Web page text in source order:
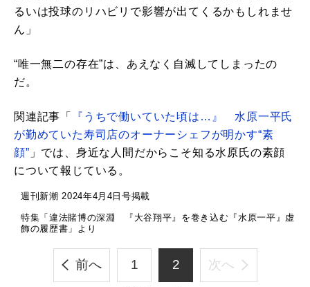
るいは投球のリハビリで影響が出てくるかもしれませ
ん」
“唯一無二の存在”は、あえなく自滅してしまったの
だ。
関連記事「
『うちで働いていた頃は…』 水原一平氏
が勤めていた寿司店のオーナーシェフが明かす“素
顔” 」では、身近な人間だからこそ知る水原氏の素顔
について報じている。
週刊新潮 2024年4月4日号掲載
特集「違法賭博の深淵 『大谷翔平』を巻き込む『水原一平』虚
飾の履歴書」より
前へ 1 2 次へ